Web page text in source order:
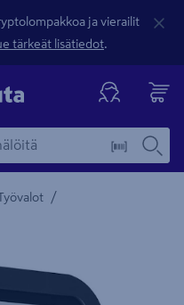
ja vierailit
tärkeät lisätiedot.
/
kuvaus -